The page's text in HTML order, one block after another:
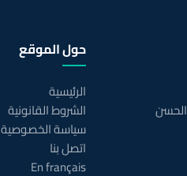
حول الموقع
الرئيسية
الشروط القانونية
سياسة الخصوصية
اتصل بنا
En français